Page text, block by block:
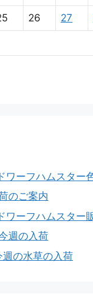
26 27
ワーフハムスター
のご案内
ワーフハムスター
週の入荷
の水草の入荷